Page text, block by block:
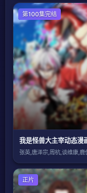
国产动漫
第100集完结
我是怪兽大主宰动态漫
张英,唐泽宗,周杭,谈维康,鹿
正片